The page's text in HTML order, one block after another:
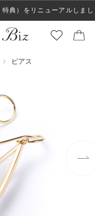
典）をリニューアルしまし
ピアス